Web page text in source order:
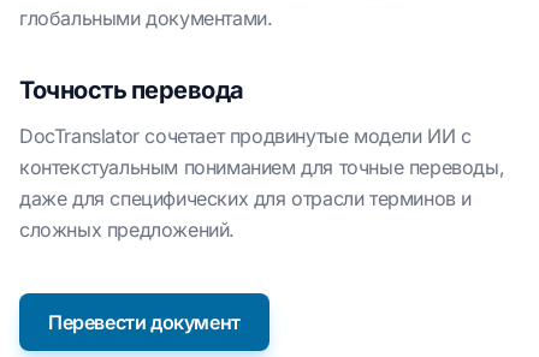
глобальными документами.
Точность перевода
DocTranslator сочетает продвинутые модели ИИ с
контекстуальным пониманием для точные переводы,
даже для специфических для отрасли терминов и
сложных предложений.
Перевести документ